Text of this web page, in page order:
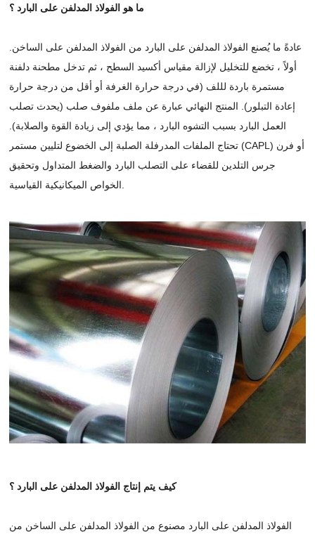
ما هو الفولاذ المدلفن على البارد ؟
عادةً ما يُصنع الفولاذ المدلفن على البارد من الفولاذ المدلفن على الساخن.
أولاً ، تخضع للتخليل لإزالة مقياس أكسيد السطح ، ثم تدخل مطحنة دلفنة
مستمرة باردة لللف (في درجة حرارة الغرفة أو أقل من درجة حرارة
إعادة التبلور). المنتج النهائي عبارة عن ملف ملفوف صلب (يحدث تصلب
العمل البارد بسبب التشوه البارد ، مما يؤدي إلى زيادة القوة والصلابة).
تحتاج الملفات المدرفلة الصلبة إلى الخضوع لتليين مستمر (CAPL) أو فرن
جرس التلدين للقضاء على التصلب البارد والضغط المتداول وتحقيق
كيف يتم إنتاج الفولاذ المدلفن على البارد ؟
الفولاذ المدلفن على البارد مصنوع من الفولاذ المدلفن على الساخن من